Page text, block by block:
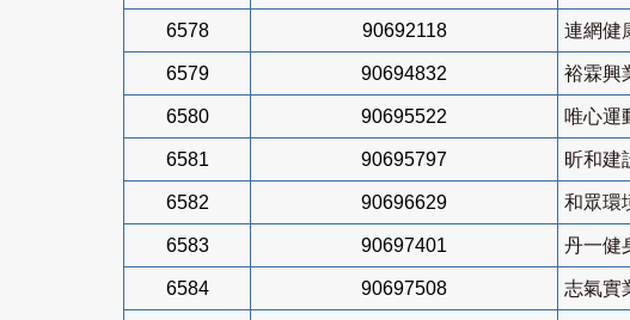
6578 90692118 連網健
6579 90694832 裕霖興
6580 90695522 唯心運
6581 90695797 昕和建
6582 90696629 和眾環
6583 90697401 丹一健
6584 90697508 志氣實